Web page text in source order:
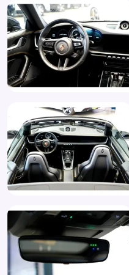
Sportuitlaat
Sportuitlaatsysteem incl.
(0P9)
Spraakbediening
Start/stop systeem
Stoel ventilatie voor
Stuurbekrachtiging Plus
Stuurbekrachtiging
Stuurkolom elektrisch
Stuur leder
Subwoofer
USB Audio aansluiting
Variabele
Verkeersbord detectie